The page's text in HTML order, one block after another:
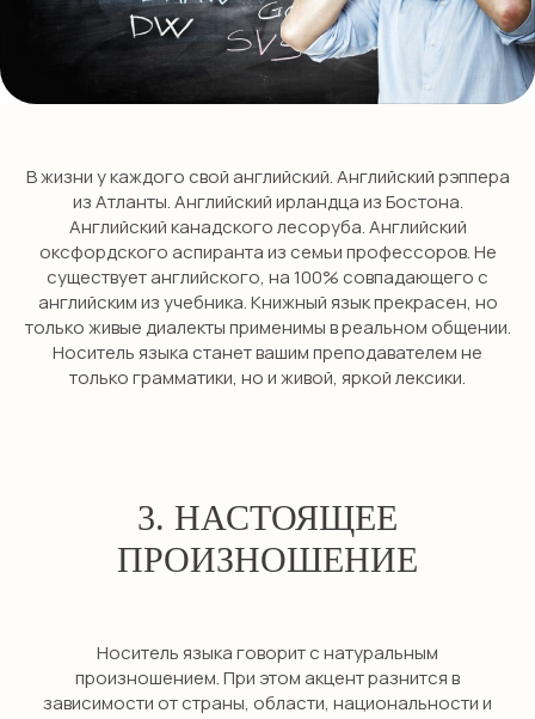
В жизни у каждого свой английский. Английский рэппера
из Атланты. Английский ирландца из Бостона.
Английский канадского лесоруба. Английский
оксфордского аспиранта из семьи профессоров. Не
существует английского, на 100% совпадающего с
английским из учебника. Книжный язык прекрасен, но
только живые диалекты применимы в реальном общении.
Носитель языка станет вашим преподавателем не
только грамматики, но и живой, яркой лексики.
3. НАСТОЯЩЕЕ
ПРОИЗНОШЕНИЕ
Носитель языка говорит с натуральным
произношением. При этом акцент разнится в
зависимости от страны, области, национальности и